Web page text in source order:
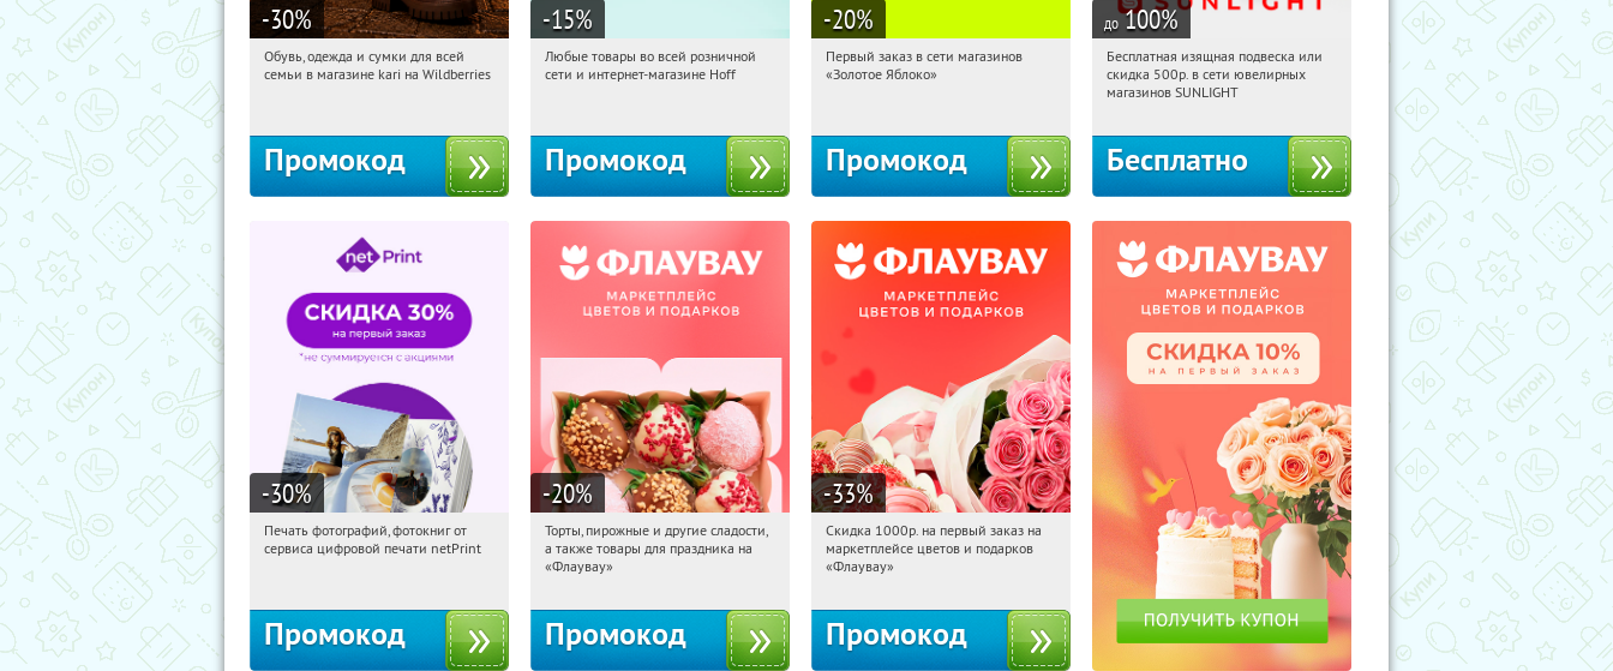
-30%
00:28:55 Получили:
Обувь, одежда и сумки для всей
семьи в магазине kari на Wildberries
Промокод
-15%
00:28:55 Получили:
Любые товары во всей розничной
сети и интернет-магазине Hoff
Промокод
-20%
00:28:55
Получи первым!
Первый заказ в сети магазинов
«Золотое Яблоко»
Промокод
до 100%
00:28:55 Получили:
Россия
Бесплатная изящная подвеска или
скидка 500р. в сети ювелирных
магазинов SUNLIGHT
Бесплатно
-30%
00:28:55 Получили:
Печать фотографий, фотокниг от
сервиса цифровой печати netPrint
Промокод
-20%
00:28:55 Получили:
Россия
Торты, пирожные и другие сладости,
а также товары для праздника на
«Флаувау»
Промокод
-33%
00:28:55 Получили:
Россия
Скидка 1000р. на первый заказ на
маркетплейсе цветов и подарков
«Флаувау»
Промокод